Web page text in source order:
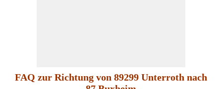
FAQ zur Richtung von 89299 Unterroth nach